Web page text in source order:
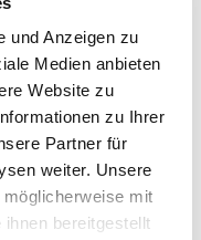
und Anzeigen zu
Medien anbieten
Website zu
zu Ihrer
Partner für
weiter. Unsere
mit
bereitgestellt
Einfluss haben.
Inhalte auch keine
der verlinkten
oder Betreiber der
Seiten wurden zum
Rechtsverstöße
zum Zeitpunkt
der verlinkten